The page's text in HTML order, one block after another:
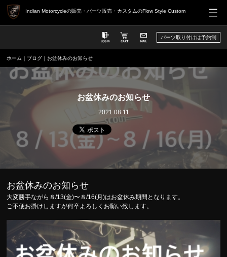
Indian Motorcycleの販売・パーツ販売・カスタムのFlow Style Custom
パーツ取り付けは予約制
ホーム ｜ ブログ ｜お盆休みのお知らせ
お盆休みのお知らせ
2021.08.11
お盆休みのお知らせ
大変勝手ながら８/13(金)〜８/16(月)はお盆休み期間となります。
ご不便お掛けしますが何卒よろしくお願い致します。